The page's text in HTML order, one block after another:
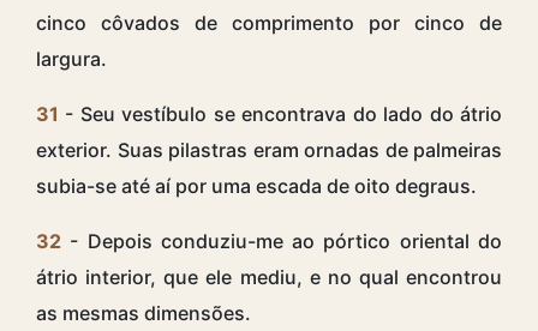
cinco côvados de comprimento por cinco de
largura.
31 - Seu vestíbulo se encontrava do lado do átrio
exterior. Suas pilastras eram ornadas de palmeiras
subia-se até aí por uma escada de oito degraus.
32 - Depois conduziu-me ao pórtico oriental do
átrio interior, que ele mediu, e no qual encontrou
as mesmas dimensões.